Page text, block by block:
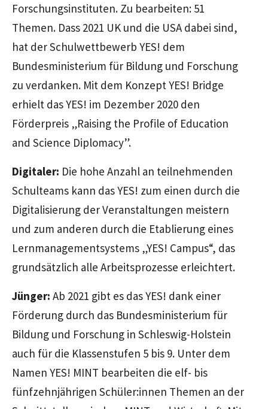
Forschungsinstituten. Zu bearbeiten: 51
Themen. Dass 2021 UK und die USA dabei sind,
hat der Schulwettbewerb YES! dem
Bundesministerium für Bildung und Forschung
zu verdanken. Mit dem Konzept YES! Bridge
erhielt das YES! im Dezember 2020 den
Förderpreis „Raising the Profile of Education
and Science Diplomacy”.
Digitaler: Die hohe Anzahl an teilnehmenden
Schulteams kann das YES! zum einen durch die
Digitalisierung der Veranstaltungen meistern
und zum anderen durch die Etablierung eines
Lernmanagementsystems „YES! Campus“, das
grundsätzlich alle Arbeitsprozesse erleichtert.
Jünger: Ab 2021 gibt es das YES! dank einer
Förderung durch das Bundesministerium für
Bildung und Forschung in Schleswig-Holstein
auch für die Klassenstufen 5 bis 9. Unter dem
Namen YES! MINT bearbeiten die elf- bis
fünfzehnjährigen Schüler:innen Themen an der